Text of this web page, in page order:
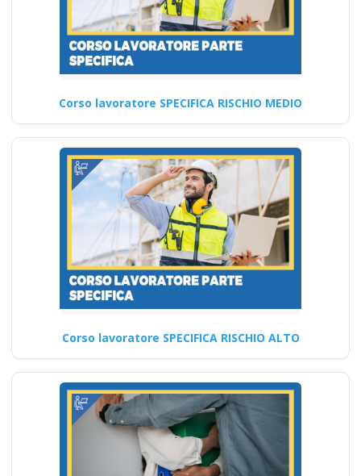
2025 DRV -
Documento
Valutazione Rischio
salute e sicurezza
rspp datore di lavoro
Migliorare le competenze
professionali attraverso i corsi
specifici sulla sicurezza in
azienda…
Continua
Quali sono le
responsabilità dei
lavoratori in
relazione
all'aggiornamento
del RSPP?
Corso lavoratore SPECIFICA RISCHIO MEDIO
Corso lavoratore SPECIFICA RISCHIO ALTO